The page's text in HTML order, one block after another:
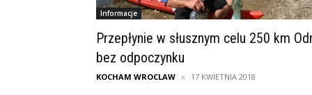
Informacje
Przepłynie w słusznym celu 250 km
bez odpoczynku
KOCHAM WROCLAW 17 KWIETNIA 2018